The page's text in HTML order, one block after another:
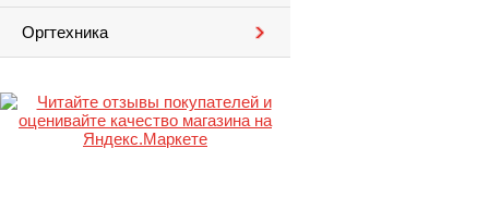
Оргтехника